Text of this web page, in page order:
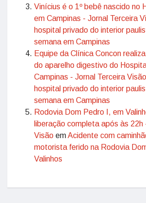
Vinícius é o 1º bebê nascido no
em Campinas - Jornal Terceira
hospital privado do interior
semana em Campinas
Equipe da Clínica Concon
do aparelho digestivo do
Campinas - Jornal Terceira Visão
hospital privado do interior
semana em Campinas
Rodovia Dom Pedro I, em
liberação completa após às 22h
Visão emAcidente com
motorista ferido na Rodovia
Valinhos